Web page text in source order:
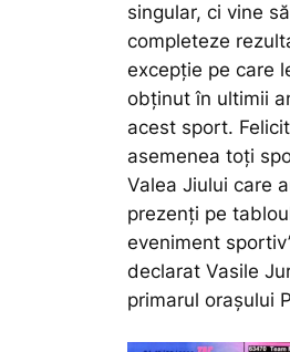
singular, ci vine să
completeze
excepție pe care
obținut în ultimii
acest sport.
asemenea toți
Valea Jiului care
prezenți pe
eveniment
declarat Vasile
primarul orașului